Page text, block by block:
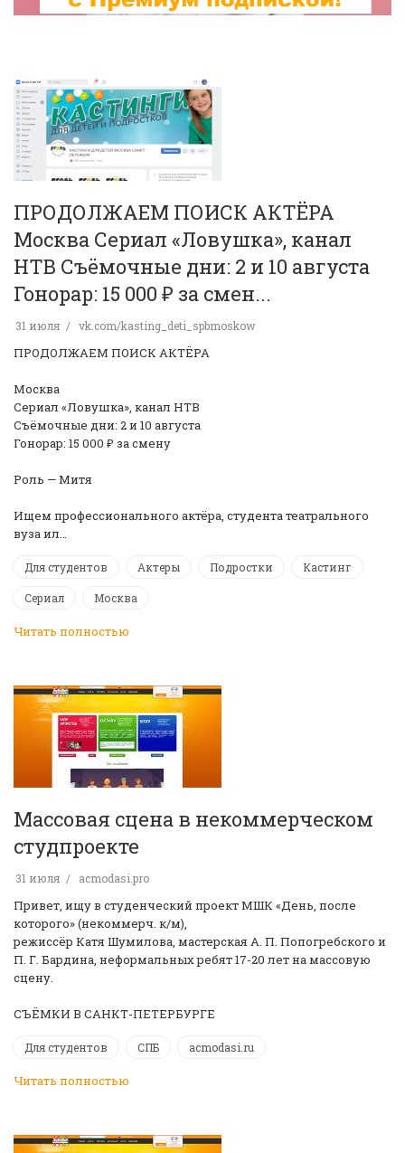
ПРОДОЛЖАЕМ ПОИСК АКТЁРА
Москва Сериал «Ловушка», канал
НТВ Съёмочные дни: 2 и 10 августа
Гонорар: 15 000 ₽ за смен...
31 июля vk.com/kasting_deti_spbmoskow
ПРОДОЛЖАЕМ ПОИСК АКТЁРА
Москва
Сериал «Ловушка», канал НТВ
Съёмочные дни: 2 и 10 августа
Гонорар: 15 000 ₽ за смену
Роль — Митя
Ищем профессионального актёра, студента театрального
вуза ил…
Для студентов Актеры Подростки Кастинг
Сериал Москва
Читать полностью
Массовая сцена в некоммерческом
студпроекте
31 июля acmodasi.pro
Привет, ищу в студенческий проект МШК «День, после
которого» (некоммерч. к/м),
режиссёр Катя Шумилова, мастерская А. П. Попогребского и
П. Г. Бардина, неформальных ребят 17-20 лет на массовую
сцену.
СЪЁМКИ В САНКТ-ПЕТЕРБУРГЕ
Для студентов СПБ acmodasi.ru
Читать полностью